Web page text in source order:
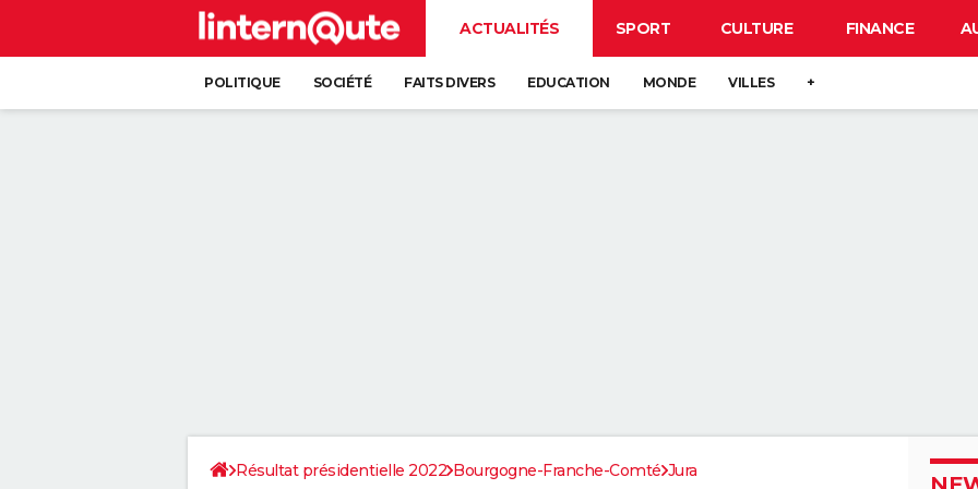
ACTUALITÉS SPORT CULTURE FINANCE
POLITIQUE SOCIÉTÉ FAITS DIVERS EDUCATION MONDE VILLES +
Résultat présidentielle 2022 Bourgogne-Franche-Comté Jura